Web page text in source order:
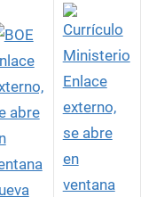
abre
Enlace
externo,
se abre
en
ventana